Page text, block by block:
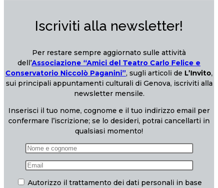
Iscriviti alla newsletter!
Per restare sempre aggiornato sulle attività
dell’Associazione “Amici del Teatro Carlo Felice e
Conservatorio Niccolò Paganini”, sugli articoli de L’Invito,
sui principali appuntamenti culturali di Genova, iscriviti alla
newsletter mensile.
Inserisci il tuo nome, cognome e il tuo indirizzo email per
confermare l’iscrizione; se lo desideri, potrai cancellarti in
qualsiasi momento!
Autorizzo il trattamento dei dati personali in base